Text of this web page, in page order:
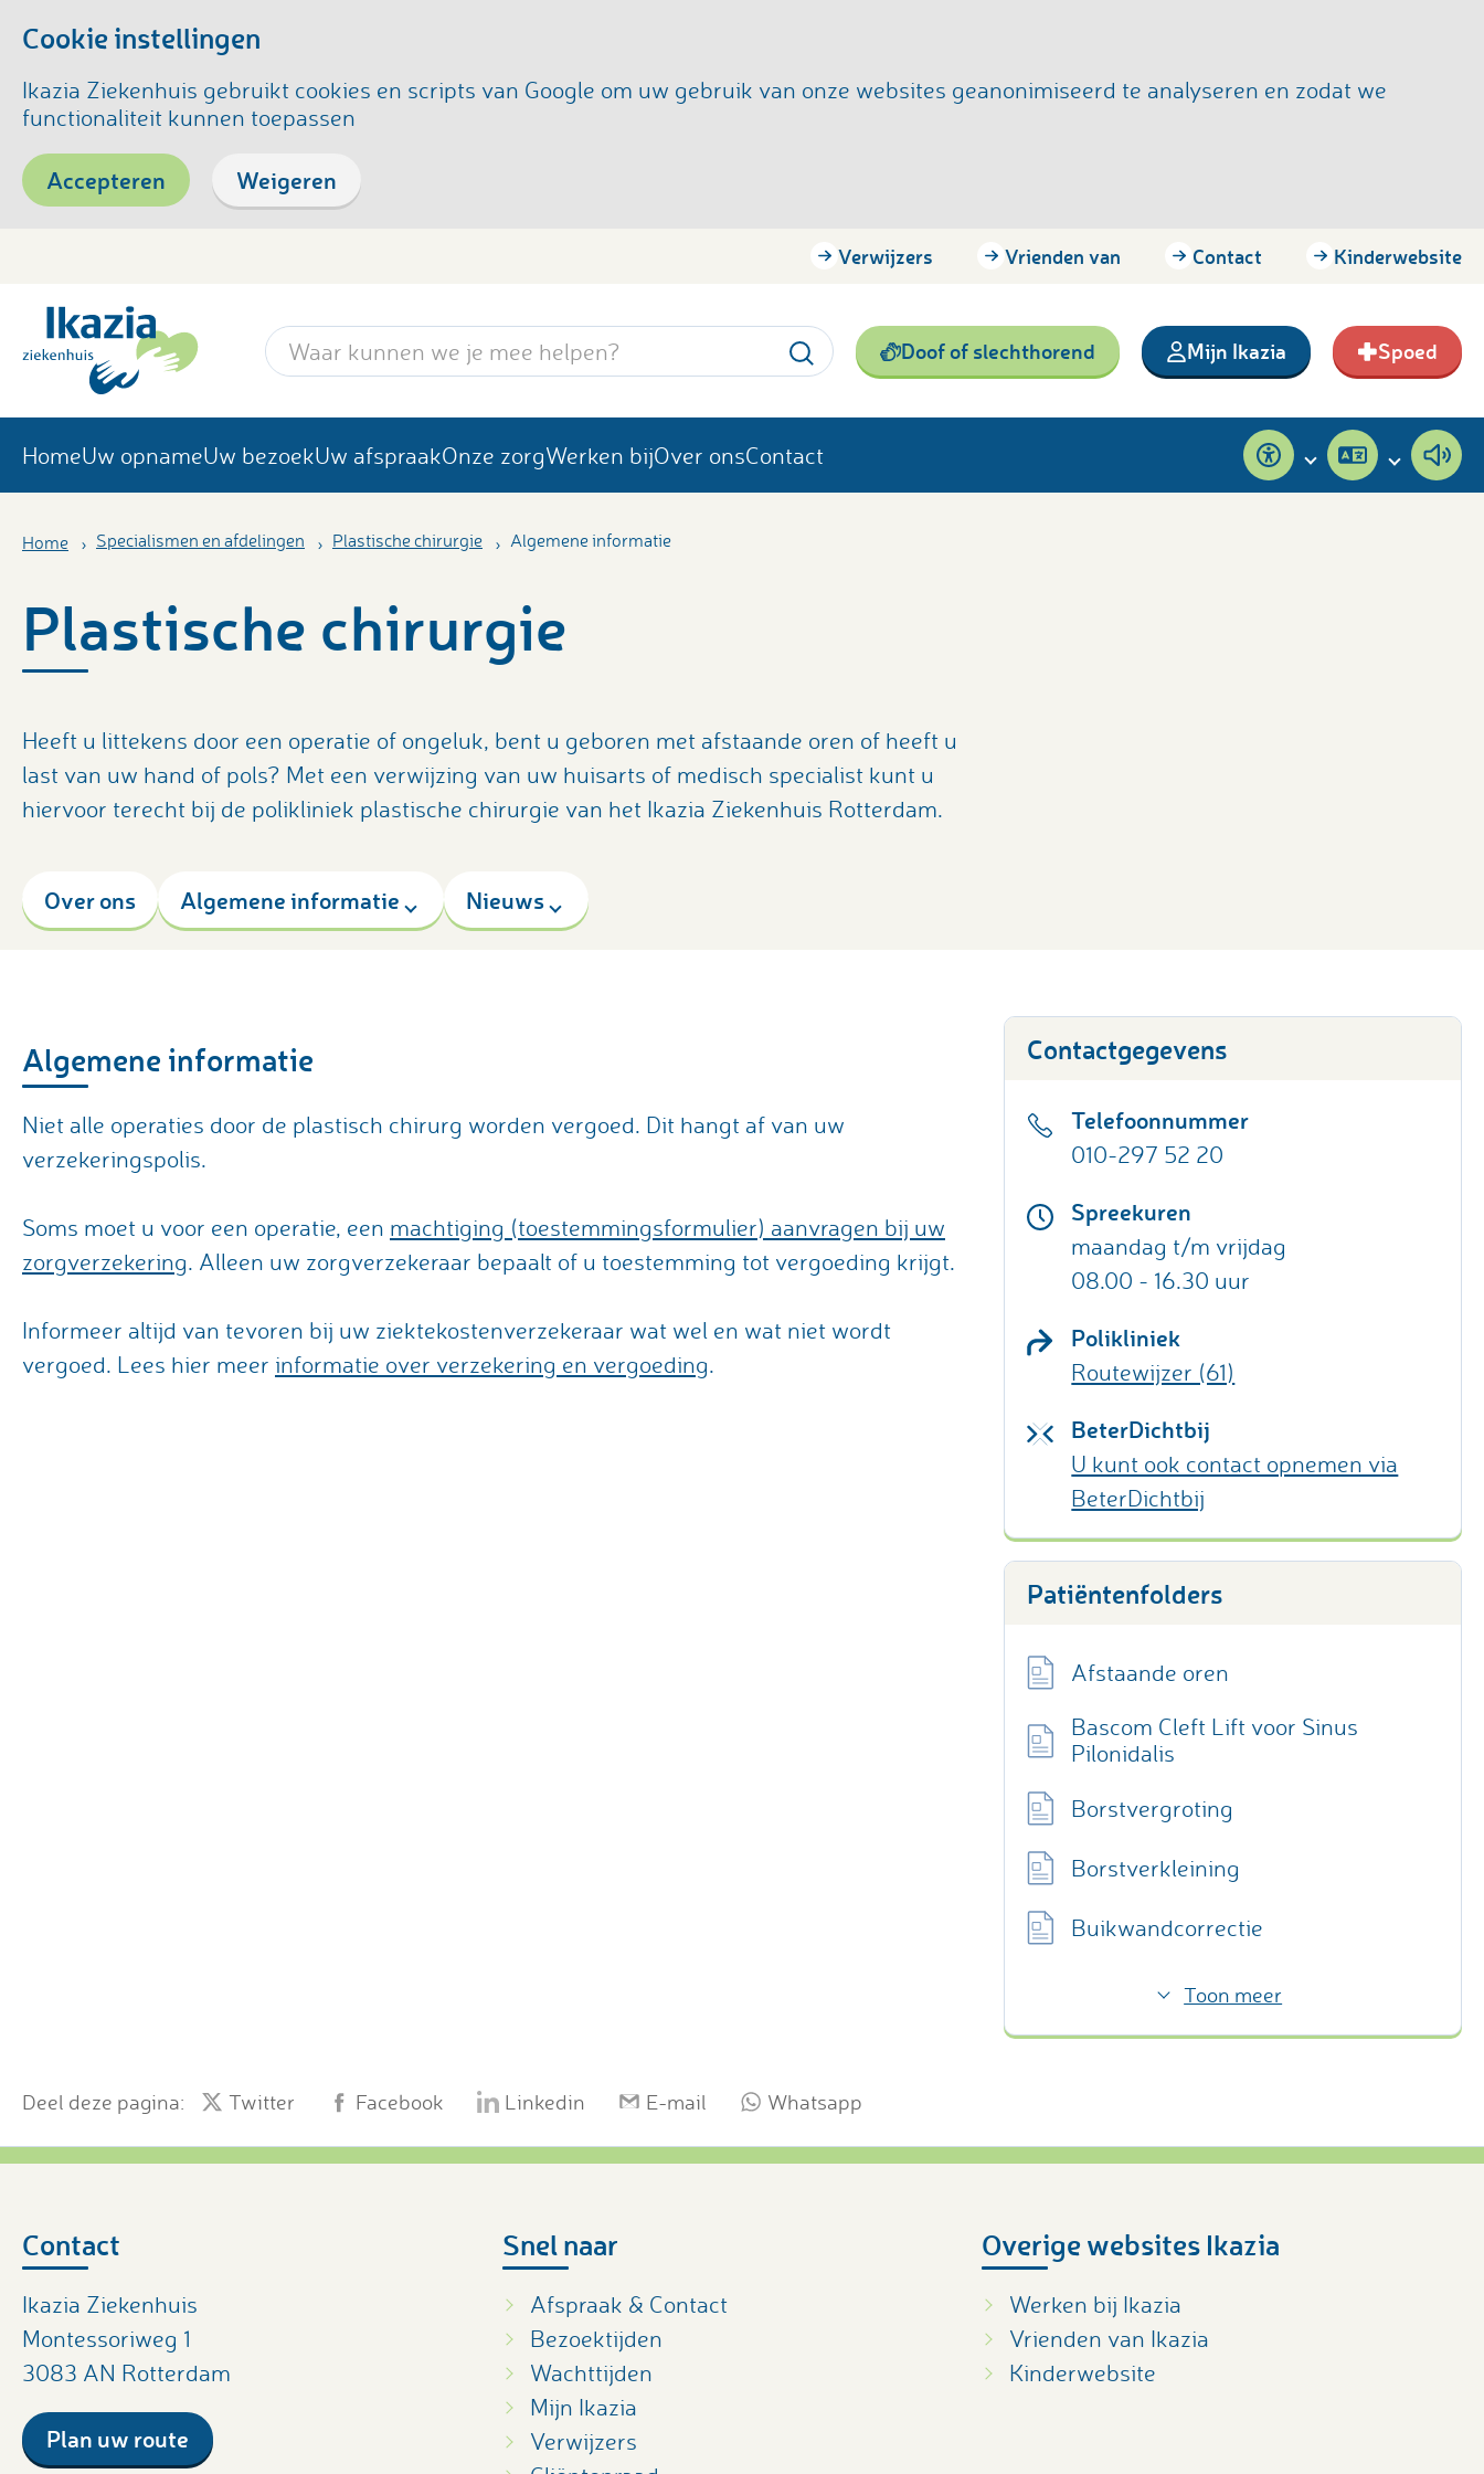
Cookie instellingen
Ikazia Ziekenhuis gebruikt cookies en scripts van Google om uw gebruik van onze websites geanonimiseerd te analyseren en zodat we
functionaliteit kunnen toepassen
Accepteren Weigeren
Verwijzers Vrienden van Contact Kinderwebsite
Zoekwoord Doof of slechthorend Mijn Ikazia Spoed
HomeUw opnameUw bezoekUw afspraakOnze zorgWerken bijOver onsContact Toegankelijkheid
Pagina
vertalen
Home Specialismen en afdelingen Plastische chirurgie Algemene informatie
Plastische chirurgie
Heeft u littekens door een operatie of ongeluk, bent u geboren met afstaande oren of heeft u
last van uw hand of pols? Met een verwijzing van uw huisarts of medisch specialist kunt u
hiervoor terecht bij de polikliniek plastische chirurgie van het Ikazia Ziekenhuis Rotterdam.
Over ons Algemene informatie Nieuws
Algemene informatie
Niet alle operaties door de plastisch chirurg worden vergoed. Dit hangt af van uw
verzekeringspolis.
Soms moet u voor een operatie, een machtiging (toestemmingsformulier) aanvragen bij uw
zorgverzekering. Alleen uw zorgverzekeraar bepaalt of u toestemming tot vergoeding krijgt.
Informeer altijd van tevoren bij uw ziektekostenverzekeraar wat wel en wat niet wordt
vergoed. Lees hier meer informatie over verzekering en vergoeding.
Contactgegevens
Telefoonnummer
010-297 52 20
Spreekuren
maandag t/m vrijdag
08.00 - 16.30 uur
Polikliniek
Routewijzer (61)
BeterDichtbij
U kunt ook contact opnemen via
BeterDichtbij
Patiëntenfolders
Afstaande oren
Bascom Cleft Lift voor Sinus
Pilonidalis
Borstvergroting
Borstverkleining
Buikwandcorrectie
Toon meer
Deel deze pagina: Twitter Facebook Linkedin E-mail Whatsapp
Contact
Ikazia Ziekenhuis
Montessoriweg 1
3083 AN Rotterdam
Plan uw route
Snel naar
Afspraak & Contact
Bezoektijden
Wachttijden
Mijn Ikazia
Verwijzers
Overige websites Ikazia
Werken bij Ikazia
Vrienden van Ikazia
Kinderwebsite